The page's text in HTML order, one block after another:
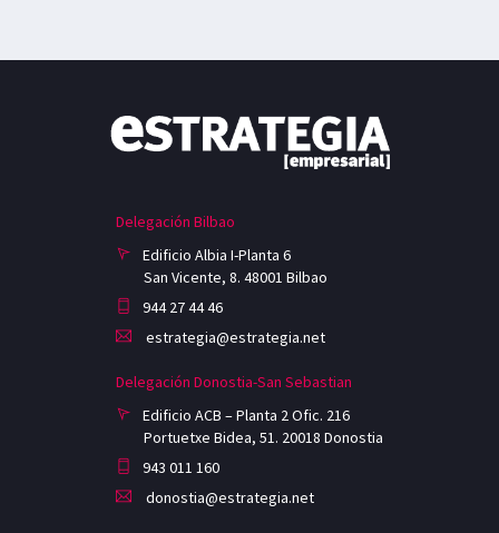
Delegación Bilbao
Edificio Albia I-Planta 6
San Vicente, 8. 48001 Bilbao
944 27 44 46
estrategia@estrategia.net
Delegación Donostia-San Sebastian
Edificio ACB – Planta 2 Ofic. 216
Portuetxe Bidea, 51. 20018 Donostia
943 011 160
donostia@estrategia.net